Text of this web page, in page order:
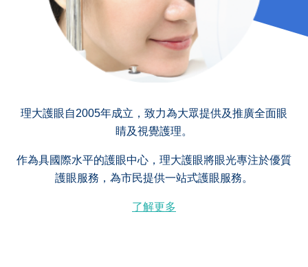
理大護眼自2005年成立，致力為大眾提供及推廣全面眼
睛及視覺護理。
作為具國際水平的護眼中心，理大護眼將眼光專注於優質
護眼服務，為市民提供一站式護眼服務。
了解更多